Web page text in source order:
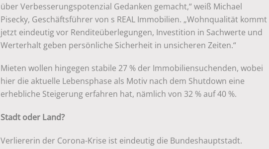
über Verbesserungspotenzial Gedanken gemacht,“ weiß Michael
Pisecky, Geschäftsführer von s REAL Immobilien. „Wohnqualität kommt
jetzt eindeutig vor Renditeüberlegungen, Investition in Sachwerte und
Werterhalt geben persönliche Sicherheit in unsicheren Zeiten.“
Mieten wollen hingegen stabile 27 % der Immobiliensuchenden, wobei
hier die aktuelle Lebensphase als Motiv nach dem Shutdown eine
erhebliche Steigerung erfahren hat, nämlich von 32 % auf 40 %.
Stadt oder Land?
Verliererin der Corona-Krise ist eindeutig die Bundeshauptstadt.